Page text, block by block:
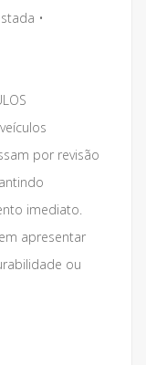
•
por revisão
imediato.
apresentar
ou